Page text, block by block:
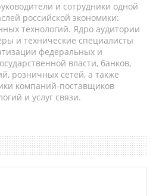
и сотрудники одной
российской экономики:
технологий. Ядро аудитории
и технические специалисты
федеральных и
власти, банков,
розничных сетей, а также
компаний-поставщиков
и услуг связи.